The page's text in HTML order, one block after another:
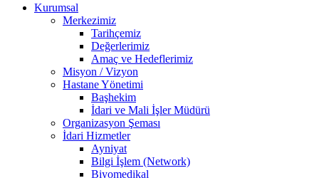
Kurumsal
Merkezimiz
Tarihçemiz
Değerlerimiz
Amaç ve Hedeflerimiz
Misyon / Vizyon
Hastane Yönetimi
Başhekim
İdari ve Mali İşler Müdürü
Organizasyon Şeması
İdari Hizmetler
Ayniyat
Bilgi İşlem (Network)
Biyomedikal